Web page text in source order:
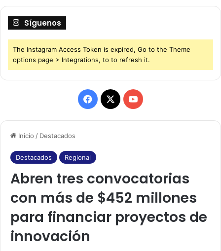
Inicio / Destacados
Destacados Regional
Abren tres convocatorias
con más de $452 millones
para financiar proyectos de
innovación
Síguenos
The Instagram Access Token is expired, Go to the Theme
options page > Integrations, to to refresh it.
F
a
e
b
o
o
X
Y
o
u
b
e